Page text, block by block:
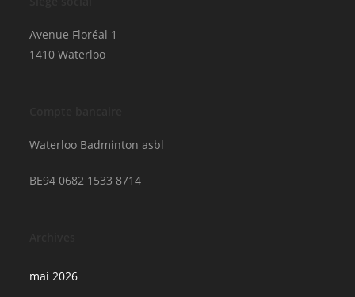
Avenue Floréal 1
1410 Waterloo
Waterloo Badminton asbl
BE94 0682 1533 8714
mai 2026